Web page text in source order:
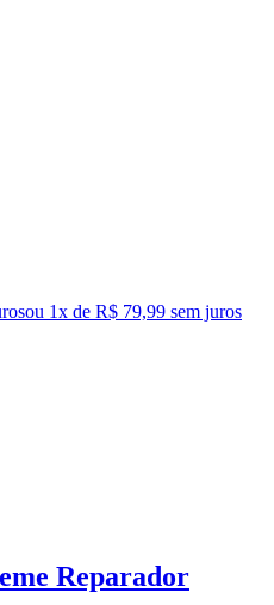
ou 1x de R$ 79,99 sem juros
Reparador